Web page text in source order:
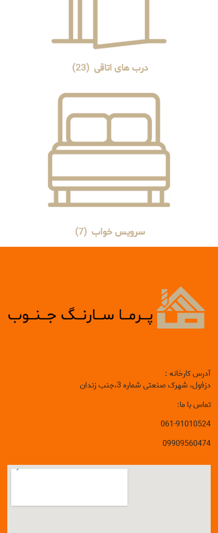
درب های اتاقی (23)
سرویس خواب (7)
آدرس کارخانه :
دزفول، شهرک صنعتی شماره 3،جنب زندان
تماس با ما:
061-91010524
09909560474